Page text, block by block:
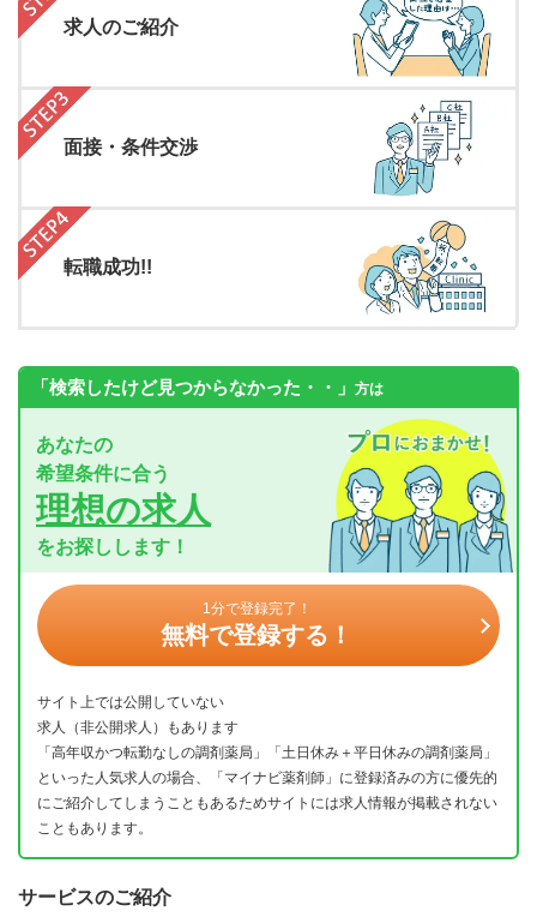
求人のご紹介
面接・条件交渉
転職成功!!
「検索したけど見つからなかった・・」 方は
あなたの
希望条件に合う
理想の求人
をお探しします！
1分で登録完了！
無料で登録する！
サイト上では公開していない
求人（非公開求人）もあります
「高年収かつ転勤なしの調剤薬局」「土日休み＋平日休みの調剤薬局」
といった人気求人の場合、「マイナビ薬剤師」に登録済みの方に優先的
にご紹介してしまうこともあるためサイトには求人情報が掲載されない
こともあります。
サービスのご紹介